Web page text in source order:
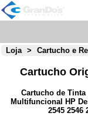
Loja > Cartucho e
Cartucho
Cartucho de Tinta
Multifuncional HP
2545 2546